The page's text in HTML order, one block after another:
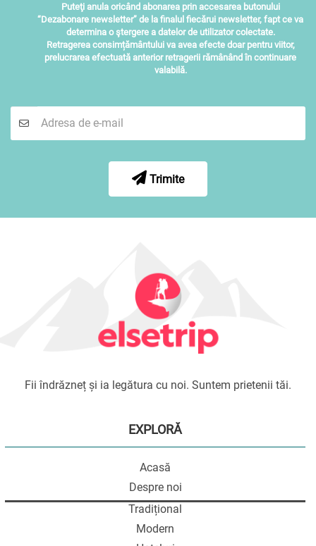
Puteţi anula oricând abonarea prin accesarea butonului
“Dezabonare newsletter” de la finalul fiecărui newsletter, fapt ce va
determina o ştergere a datelor de utilizator colectate.
Retragerea consimțământului va avea efecte doar pentru viitor,
prelucrarea efectuată anterior retragerii rămânând în continuare
valabilă.
Trimite
Fii îndrăzneț și ia legătura cu noi. Suntem prietenii tăi.
EXPLORĂ
Acasă
Despre noi
Tradițional
Modern